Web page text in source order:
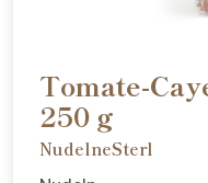
Tomate-
250 g
NudelneSterl